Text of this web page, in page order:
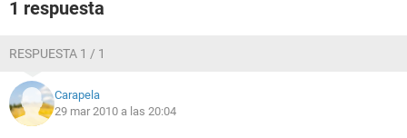
1 respuesta
RESPUESTA 1 / 1
Carapela
29 mar 2010 a las 20:04